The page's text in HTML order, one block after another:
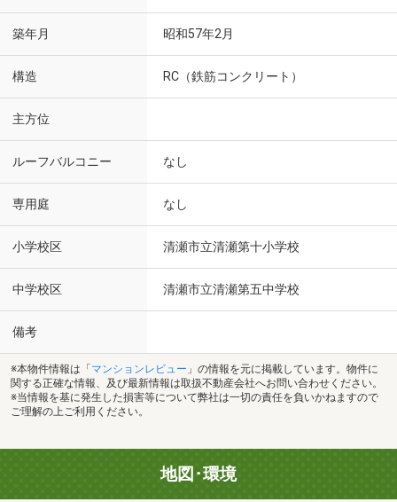
築年月 昭和57年2月
構造 RC（鉄筋コンクリート）
主方位
ルーフバルコニー なし
専用庭 なし
小学校区 清瀬市立清瀬第十小学校
中学校区 清瀬市立清瀬第五中学校
備考
※本物件情報は「 マンションレビュー 」の情報を元に掲載しています。物件に
関する正確な情報、及び最新情報は取扱不動産会社へお問い合わせください。
※当情報を基に発生した損害等について弊社は一切の責任を負いかねますので
ご理解の上ご利用ください。
地図･環境